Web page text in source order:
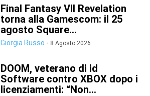
Final Fantasy VII Revelation
torna alla Gamescom: il 25
agosto Square...
Giorgia Russo - 8 Agosto 2026
DOOM, veterano di id
Software contro XBOX dopo i
licenziamenti: “Non...